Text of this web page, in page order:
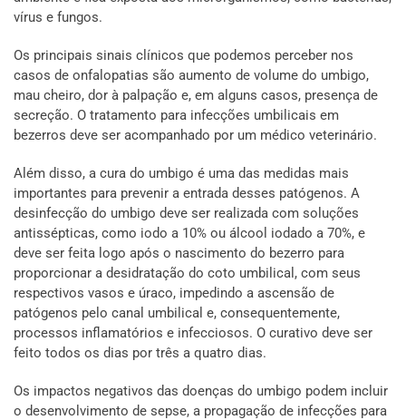
vírus e fungos.
Os principais sinais clínicos que podemos perceber nos
casos de onfalopatias são aumento de volume do umbigo,
mau cheiro, dor à palpação e, em alguns casos, presença de
secreção. O tratamento para infecções umbilicais em
bezerros deve ser acompanhado por um médico veterinário.
Além disso, a cura do umbigo é uma das medidas mais
importantes para prevenir a entrada desses patógenos. A
desinfecção do umbigo deve ser realizada com soluções
antissépticas, como iodo a 10% ou álcool iodado a 70%, e
deve ser feita logo após o nascimento do bezerro para
proporcionar a desidratação do coto umbilical, com seus
respectivos vasos e úraco, impedindo a ascensão de
patógenos pelo canal umbilical e, consequentemente,
processos inflamatórios e infecciosos. O curativo deve ser
feito todos os dias por três a quatro dias.
Os impactos negativos das doenças do umbigo podem incluir
o desenvolvimento de sepse, a propagação de infecções para